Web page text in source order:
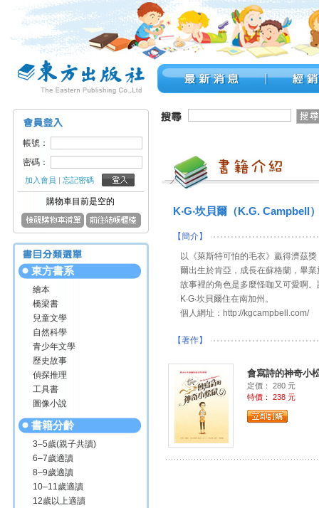
帳號：
密碼：
加入會員 |忘記密碼
購物車目前是空的
東方書系
繪本
橋梁書
兒童文學
自然科學
青少年文學
歷史故事
偵探推理
工具書
圖像小說
書籍分齡
3–5歲(親子共讀)
6–7歲適讀
8–9歲適讀
10–11歲適讀
12歲以上適讀
K‧G‧坎貝爾（K.G. Campbell
【簡介】
以《萊斯特可怕的毛衣》贏得濟茲
爾出生於肯亞，成長在蘇格蘭，畢
故事裡的角色是多麼怪咖又可愛啊
K‧G‧坎貝爾住在南加州。
個人網址：http://kgcampbell.com/
【著作】
會寫詩的神奇小
定價： 280 元
特價： 238 元